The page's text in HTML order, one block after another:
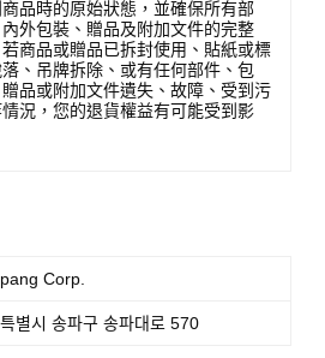
品時的原始狀態，並確保所有部
外包裝、贈品及附加文件的完整
商品或贈品已拆封使用、貼紙或標
、吊牌拆除、或有任何部件、包
品或附加文件遺失、故障、受到污
況，您的退貨權益有可能受到影
Corp.
별시 송파구 송파대로 570